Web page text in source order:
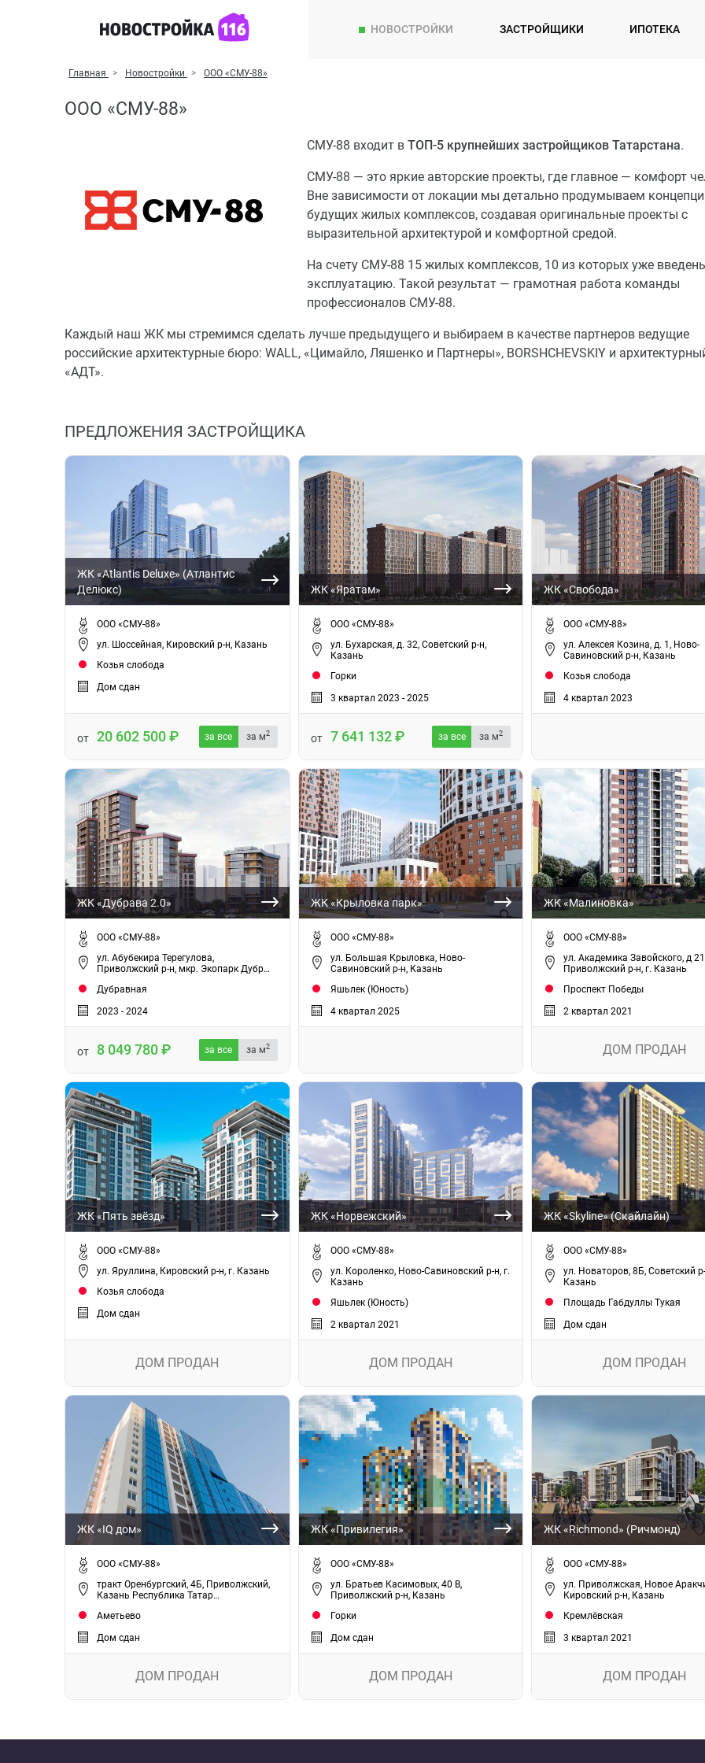
НОВОСТРОЙКИ ЗАСТРОЙЩИКИ ИПОТЕКА
Главная Новостройки ООО «СМУ-88»
ООО «СМУ-88»
СМУ-88 входит в ТОП-5 крупнейших застройщиков Татарстана.
СМУ-88 — это яркие авторские проекты, где главное — комфорт
Вне зависимости от локации мы детально продумываем
будущих жилых комплексов, создавая оригинальные проекты с
выразительной архитектурой и комфортной средой.
На счету СМУ-88 15 жилых комплексов, 10 из которых уже
эксплуатацию. Такой результат — грамотная работа команды
профессионалов СМУ-88.
Каждый наш ЖК мы стремимся сделать лучше предыдущего и выбираем в качестве партнеров ведущие
российские архитектурные бюро: WALL, «Цимайло, Ляшенко и Партнеры», BORSHCHEVSKIY и
«АДТ».
ПРЕДЛОЖЕНИЯ ЗАСТРОЙЩИКА
ЖК «Atlantis Deluxe» (Атлантис
Делюкс)
ООО «СМУ-88»
ул. Шоссейная, Кировский р-н, Казань
Козья слобода
Дом сдан
от 20 602 500 за все за м2
ЖК «Яратам»
ООО «СМУ-88»
ул. Бухарская, д. 32, Советский р-н,
Казань
Горки
3 квартал 2023 - 2025
от 7 641 132 за все за м2
ЖК «Свобода»
ООО «СМУ-88»
ул. Алексея Козина, д. 1, Ново-
Савиновский р-н, Казань
Козья слобода
4 квартал 2023
ЖК «Дубрава 2.0»
ООО «СМУ-88»
ул. Абубекира Терегулова,
Приволжский р-н, мкр. Экопарк Дубр…
Дубравная
2023 - 2024
от 8 049 780 за все за м2
ЖК «Крыловка парк»
ООО «СМУ-88»
ул. Большая Крыловка, Ново-
Савиновский р-н, Казань
Яшьлек (Юность)
4 квартал 2025
ЖК «Малиновка»
ООО «СМУ-88»
ул. Академика Завойского, д
Приволжский р-н, г. Казань
Проспект Победы
2 квартал 2021
ДОМ ПРОДАН
ЖК «Пять звёзд»
ООО «СМУ-88»
ул. Яруллина, Кировский р-н, г. Казань
Козья слобода
Дом сдан
ДОМ ПРОДАН
ЖК «Норвежский»
ООО «СМУ-88»
ул. Короленко, Ново-Савиновский р-н, г.
Казань
Яшьлек (Юность)
2 квартал 2021
ДОМ ПРОДАН
ЖК «Skyline» (Скайлайн)
ООО «СМУ-88»
ул. Новаторов, 8Б, Советский
Казань
Площадь Габдуллы Тукая
Дом сдан
ДОМ ПРОДАН
ЖК «IQ дом»
ООО «СМУ-88»
тракт Оренбургский, 4Б, Приволжский,
Казань Республика Татар…
Аметьево
Дом сдан
ДОМ ПРОДАН
ЖК «Привилегия»
ООО «СМУ-88»
ул. Братьев Касимовых, 40 В,
Приволжский р-н, Казань
Горки
Дом сдан
ДОМ ПРОДАН
ЖК «Richmond» (Ричмонд)
ООО «СМУ-88»
ул. Приволжская, Новое
Кировский р-н, Казань
Кремлёвская
3 квартал 2021
ДОМ ПРОДАН